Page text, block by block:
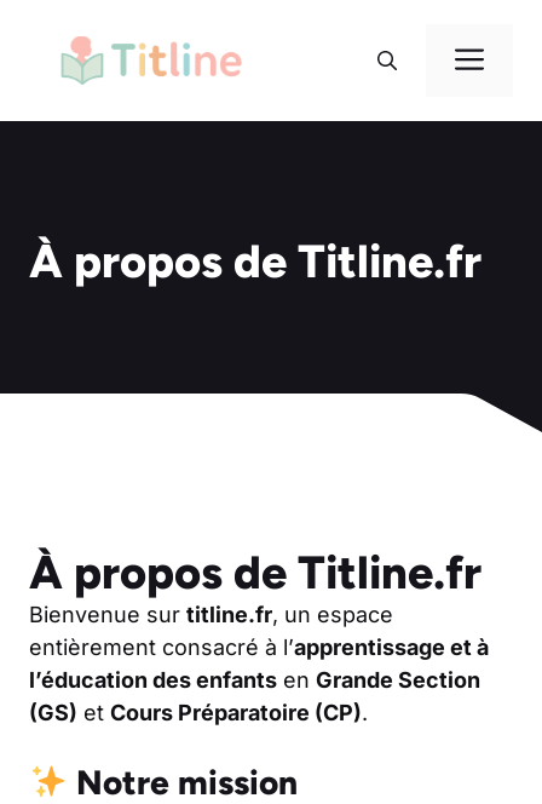
contenu
À propos de Titline.fr
À propos de Titline.fr
Bienvenue sur titline.fr, un espace
entièrement consacré à l’apprentissage et à
l’éducation des enfants en Grande Section
(GS) et Cours Préparatoire (CP).
Notre mission